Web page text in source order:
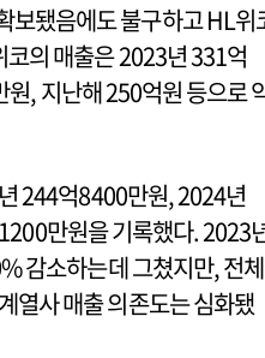
보됐음에도 불구하고 HL위
의 매출은 2023년 331억
, 지난해 250억원 등으로
244억8400만원, 2024년
만원을 기록했다. 2023
감소하는데 그쳤지만, 전체
열사 매출 의존도는 심화됐